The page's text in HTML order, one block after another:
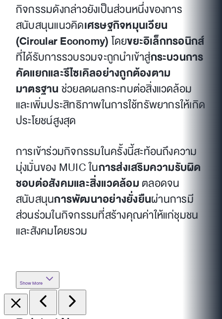
กิจกรรมดังกล่าวยังเป็นส่วนหนึ่งของการ
สนับสนุนแนวคิดเศรษฐกิจหมุนเวียน
(Circular Economy)โดยขยะอิเล็กทรอนิกส์
ที่ได้รับการรวบรวมจะถูกนำเข้าสู่กระบวนการ
คัดแยกและรีไซเคิลอย่างถูกต้องตาม
มาตรฐานช่วยลดผลกระทบต่อสิ่งแวดล้อม
และเพิ่มประสิทธิภาพในการใช้ทรัพยากรให้เกิด
ประโยชน์สูงสุด
การเข้าร่วมกิจกรรมในครั้งนี้สะท้อนถึงความ
มุ่งมั่นของ MUIC ในการส่งเสริมความรับผิด
ชอบต่อสังคมและสิ่งแวดล้อมตลอดจน
สนับสนุนการพัฒนาอย่างยั่งยืนผ่านการมี
ส่วนร่วมในกิจกรรมที่สร้างคุณค่าให้แก่ชุมชน
และสังคมโดยรวม
Show More